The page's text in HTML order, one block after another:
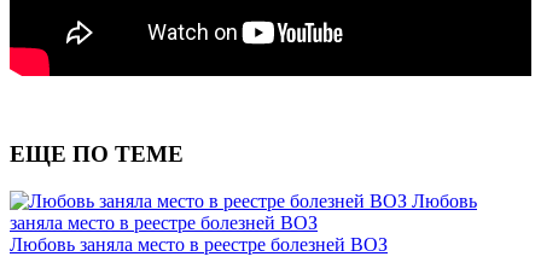
ЕЩЕ ПО ТЕМЕ
Любовь
заняла место в реестре болезней ВОЗ
Любовь заняла место в реестре болезней ВОЗ